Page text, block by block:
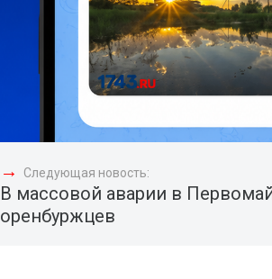
→ Следующая новость:
В массовой аварии в
оренбуржцев